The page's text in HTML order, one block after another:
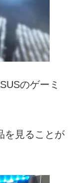
のゲーミ
を見ることが